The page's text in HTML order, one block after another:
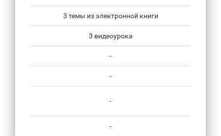
3 темы из электронной книги
3 видеоурока
-
-
-
-